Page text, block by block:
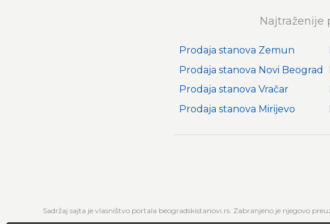
Najtraženije
Prodaja stanova Zemun
Prodaja stanova Novi Beograd
Prodaja stanova Vračar
Prodaja stanova Mirijevo
Sadržaj sajta je vlasništvo portala beogradskistanovi.rs. Zabranjeno je njegovo